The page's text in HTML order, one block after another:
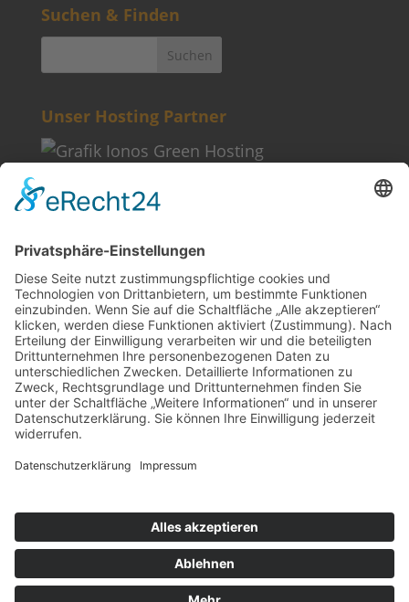
Suchen & Finden
Unser Hosting Partner
Weitere Informationen
Kontakt
Newsletter
FAQ
Schlagworte
Datenschutz
Impressum
Copyright © 2022–2026 Paddeln macht